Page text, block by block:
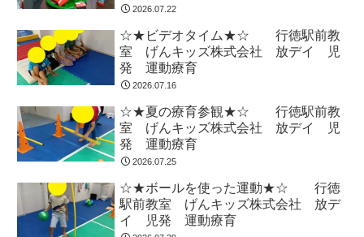
2026.07.22
☆★ビデオタイム★☆ 行徳駅前教
室 げんキッズ株式会社 放デイ 児
発 運動療育
2026.07.16
☆★夏の療育参観★☆ 行徳駅前教
室 げんキッズ株式会社 放デイ 児
発 運動療育
2026.07.25
☆★ボールを使った運動★☆ 行徳
駅前教室 げんキッズ株式会社 放デ
イ 児発 運動療育